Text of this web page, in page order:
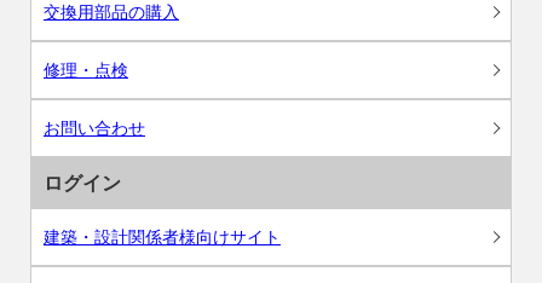
交換用部品の購入
修理・点検
お問い合わせ
ログイン
建築・設計関係者様向けサイト